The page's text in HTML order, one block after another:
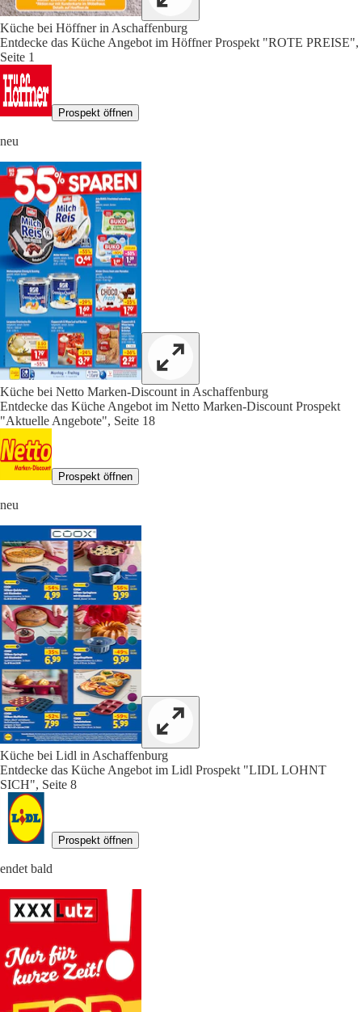
Küche bei Höffner in Aschaffenburg
Entdecke das Küche Angebot im Höffner Prospekt "ROTE PREISE",
Seite 1
Prospekt öffnen
neu
Küche bei Netto Marken-Discount in Aschaffenburg
Entdecke das Küche Angebot im Netto Marken-Discount Prospekt
"Aktuelle Angebote", Seite 18
Prospekt öffnen
neu
Küche bei Lidl in Aschaffenburg
Entdecke das Küche Angebot im Lidl Prospekt "LIDL LOHNT
SICH", Seite 8
Prospekt öffnen
endet bald